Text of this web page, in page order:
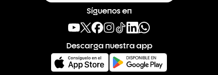
Síguenos en
Descarga nuestra app